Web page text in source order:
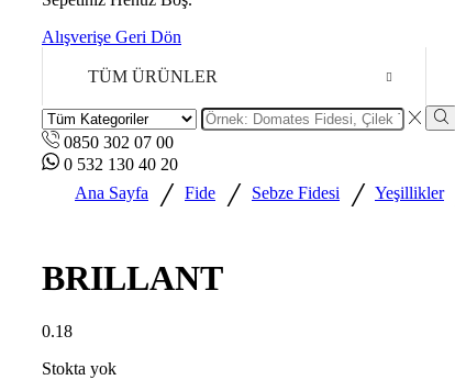
Alışverişe Geri Dön
TÜM ÜRÜNLER
0850 302 07 00
0 532 130 40 20
Ana Sayfa
/ Fide / Sebze Fidesi / Yeşillikler
BRILLANT
0.18
Stokta yok